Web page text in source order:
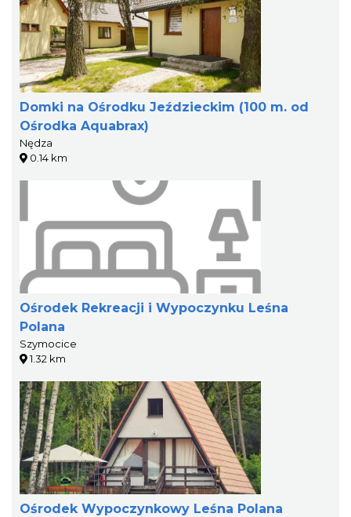
Domki na Ośrodku Jeździeckim (100 m. od
Ośrodka Aquabrax)
Nędza
0.14 km
Ośrodek Rekreacji i Wypoczynku Leśna
Polana
Szymocice
1.32 km
Ośrodek Wypoczynkowy Leśna Polana